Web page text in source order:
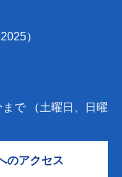
）
で （土曜日、日曜
のアクセス